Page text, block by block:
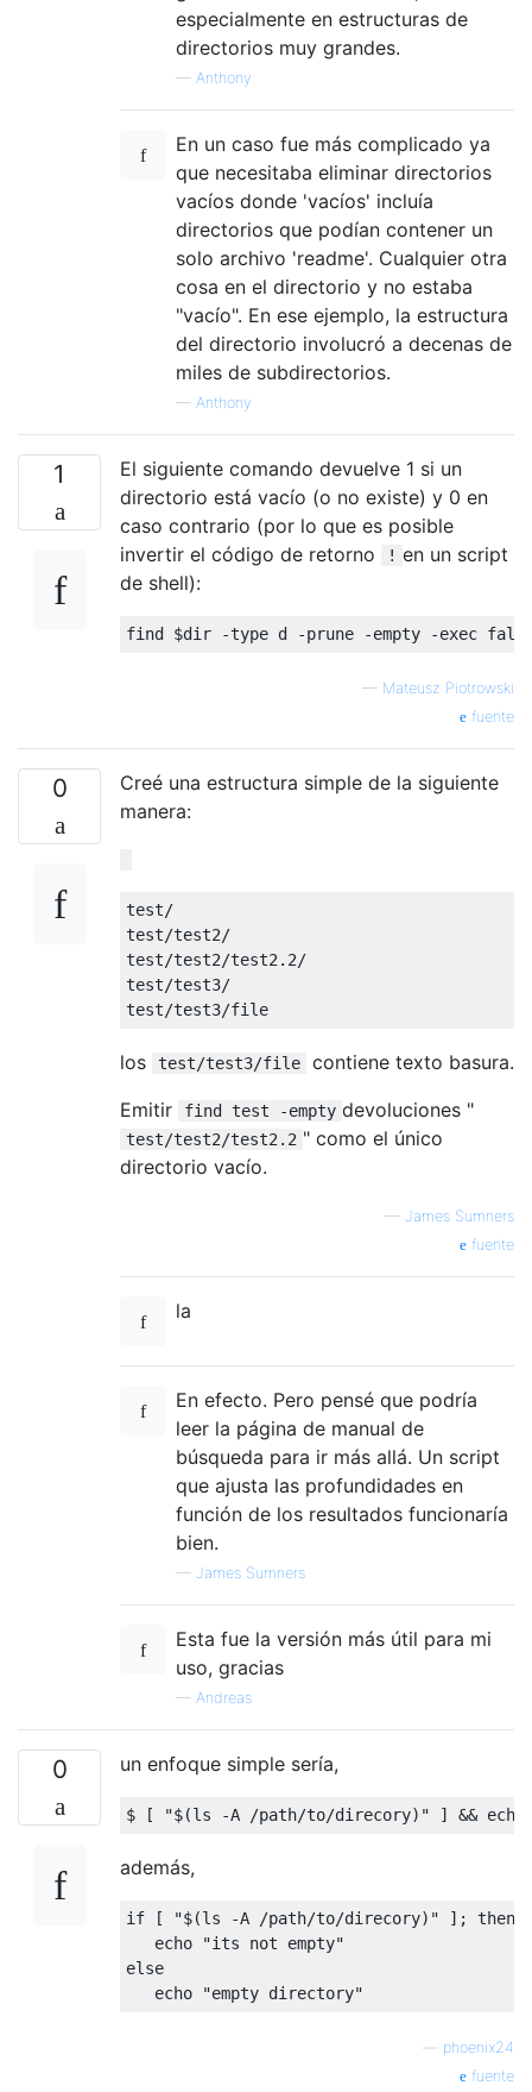
especialmente en estructuras de
directorios muy grandes.
— Anthony
En un caso fue más complicado ya
que necesitaba eliminar directorios
vacíos donde 'vacíos' incluía
directorios que podían contener un
solo archivo 'readme'. Cualquier otra
cosa en el directorio y no estaba
"vacío". En ese ejemplo, la estructura
del directorio involucró a decenas de
miles de subdirectorios.
— Anthony
1
El siguiente comando devuelve 1 si un
directorio está vacío (o no existe) y 0 en
caso contrario (por lo que es posible
invertir el código de retorno
! en un script
de shell):
find $dir -type d -prune -empty -exec
— Mateusz Piotrowski
fuente
0
Creé una estructura simple de la siguiente
manera:
test/
test/test2/
test/test2/test2 . 2/
test/test3/
test/test3/file
los test/test3/file
contiene texto basura.
Emitir
find test -empty devoluciones "
test/test2/test2.2 " como el único
directorio vacío.
— James Sumners
fuente
la
En efecto. Pero pensé que podría
leer la página de manual de
búsqueda para ir más allá. Un script
que ajusta las profundidades en
función de los resultados funcionaría
bien.
— James Sumners
Esta fue la versión más útil para mi
uso, gracias
— Andreas
0 un enfoque simple sería,
$ [ "$(ls -A /path/to/direcory)" ] &&
además,
if [ "$(ls -A /path/to/direcory)" ];
then
   echo
"its not empty"
else
   echo
"empty directory"
phoenix24
fuente